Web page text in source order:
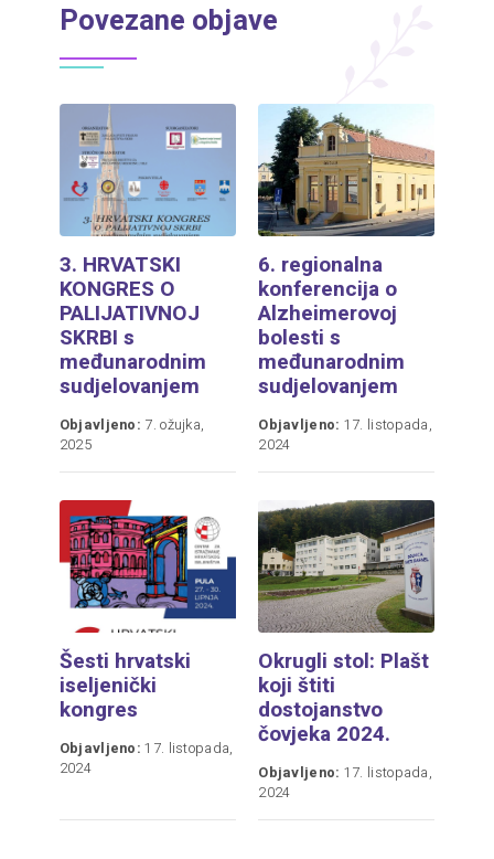
Povezane objave
3. HRVATSKI
KONGRES O
PALIJATIVNOJ
SKRBI s
međunarodnim
sudjelovanjem
Objavljeno: 7. ožujka,
2025
6. regionalna
konferencija o
Alzheimerovoj
bolesti s
međunarodnim
sudjelovanjem
Objavljeno: 17. listopada,
2024
Šesti hrvatski
iseljenički
kongres
Objavljeno: 17. listopada,
2024
Okrugli stol: Plašt
koji štiti
dostojanstvo
čovjeka 2024.
Objavljeno: 17. listopada,
2024